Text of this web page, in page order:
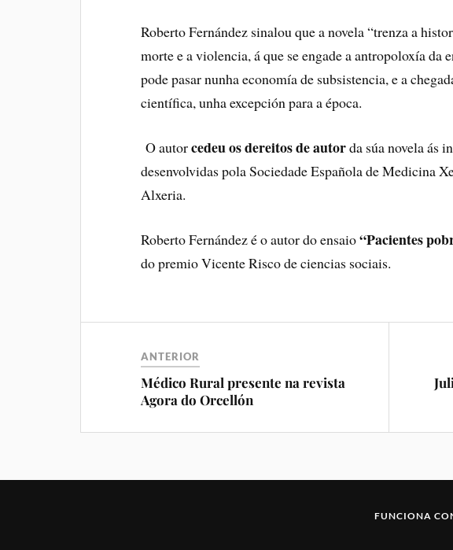
Roberto Fernández sinalou que a novela “trenza a
morte e a violencia, á que se engade a antropoloxía da
pode pasar nunha economía de subsistencia, e a
científica, unha excepción para a época.
O autorcedeu os dereitos de autorda súa novela ás
desenvolvidas pola Sociedade Española de Medicina
Alxeria.
Roberto Fernández é o autor do ensaio“Pacientes
do premio Vicente Risco de ciencias sociais.
ANTERIOR
Médico Rural presente na revista
Agora do Orcellón
FUNCIONA